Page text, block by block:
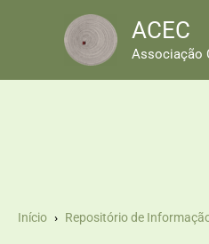
ACEC
Associação
Início Repositório de